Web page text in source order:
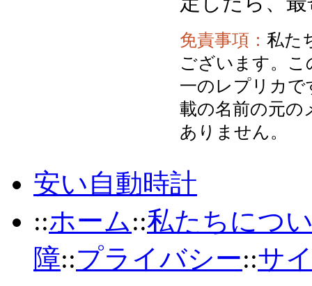
免責事項： 私た
ございます。こ
一のレプリカで
載の名前の元の
ありません。
安い自動時計
::ホーム::私たちにつ
障::プライバシー::サ